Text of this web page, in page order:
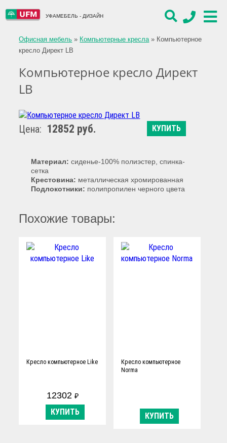
УФАМЕБЕЛЬ - ДИЗАЙН
Офисная мебель » Компьютерные кресла» Компьютерное
кресло Директ LB
Компьютерное кресло Директ
LB
Цена: 12852 руб. КУПИТЬ
Материал: сиденье-100% полиэстер, спинка-
сетка
Крестовина: металлическая хромированная
Подлокотники: полипропилен черного цвета
Похожие товары:
Кресло компьютерное Like
12302 ₽
КУПИТЬ
Кресло компьютерное
Norma
КУПИТЬ